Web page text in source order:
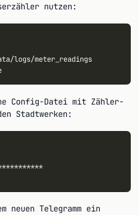
nutzen:
logs/meter_readings
meterfilesaction=overwrite
Config-Datei mit Zähler-
Stadtwerken:
neuen Telegramm ein